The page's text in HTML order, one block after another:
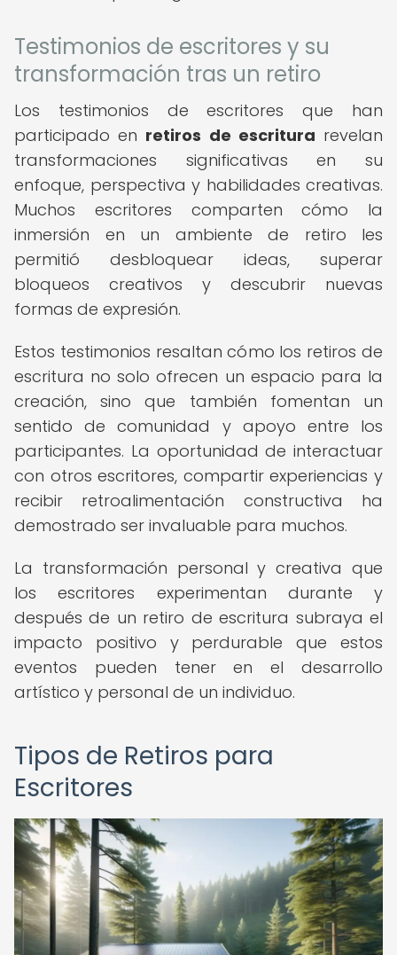
Testimonios de escritores y su
transformación tras un retiro
Los testimonios de escritores que han
participado en retiros de escritura revelan
transformaciones significativas en su
enfoque, perspectiva y habilidades creativas.
Muchos escritores comparten cómo la
inmersión en un ambiente de retiro les
permitió desbloquear ideas, superar
bloqueos creativos y descubrir nuevas
formas de expresión.
Estos testimonios resaltan cómo los retiros de
escritura no solo ofrecen un espacio para la
creación, sino que también fomentan un
sentido de comunidad y apoyo entre los
participantes. La oportunidad de interactuar
con otros escritores, compartir experiencias y
recibir retroalimentación constructiva ha
demostrado ser invaluable para muchos.
La transformación personal y creativa que
los escritores experimentan durante y
después de un retiro de escritura subraya el
impacto positivo y perdurable que estos
eventos pueden tener en el desarrollo
artístico y personal de un individuo.
Tipos de Retiros para
Escritores